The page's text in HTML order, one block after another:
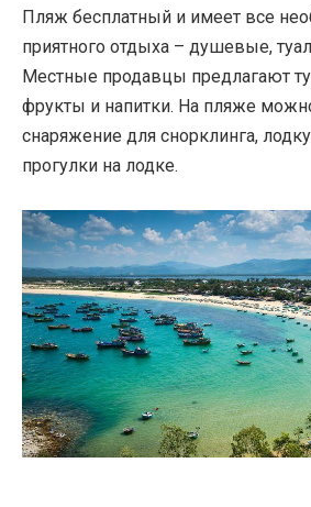
Пляж бесплатный и имеет все
приятного отдыха – душевые,
Местные продавцы предлагают
фрукты и напитки. На пляже
снаряжение для снорклинга,
прогулки на лодке.